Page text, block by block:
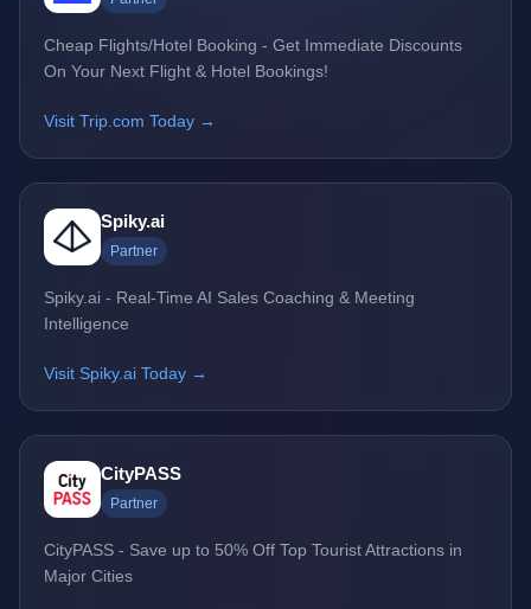
Cheap Flights/Hotel Booking - Get Immediate Discounts
On Your Next Flight & Hotel Bookings!
Visit Trip.com Today →
Spiky.ai
Partner
Spiky.ai - Real-Time AI Sales Coaching & Meeting
Intelligence
Visit Spiky.ai Today →
CityPASS
Partner
CityPASS - Save up to 50% Off Top Tourist Attractions in
Major Cities